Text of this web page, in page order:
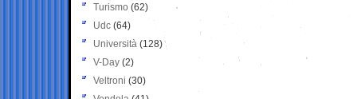
Turismo (62)
Udc (64)
Università (128)
V-Day (2)
Veltroni (30)